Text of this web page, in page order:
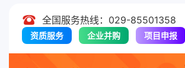
全国服务热线：029-85501358
资质服务 企业并购 项目申报